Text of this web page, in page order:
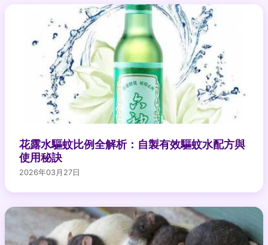
花露水驅蚊比例全解析：自製有效驅蚊水配方與
使用秘訣
2026年03月27日